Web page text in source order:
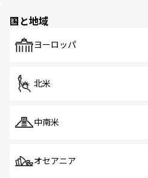
で、ホーカーズは地元の
国と地域
ヨーロッパ
北米
中南米
オセアニア